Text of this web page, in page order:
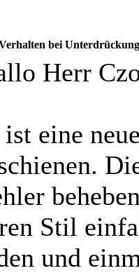
bei
Herr
ist eine
Stil
und